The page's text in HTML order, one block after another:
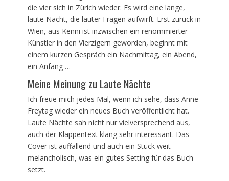
die vier sich in Zürich wieder. Es wird eine lange,
laute Nacht, die lauter Fragen aufwirft. Erst zurück in
Wien, aus Kenni ist inzwischen ein renommierter
Künstler in den Vierzigern geworden, beginnt mit
einem kurzen Gespräch ein Nachmittag, ein Abend,
ein Anfang …
Meine Meinung zu Laute Nächte
Ich freue mich jedes Mal, wenn ich sehe, dass Anne
Freytag wieder ein neues Buch veröffentlicht hat.
Laute Nächte sah nicht nur vielversprechend aus,
auch der Klappentext klang sehr interessant. Das
Cover ist auffallend und auch ein Stück weit
melancholisch, was ein gutes Setting für das Buch
setzt.